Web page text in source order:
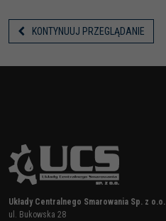
KONTYNUUJ PRZEGLĄDANIE
Układy Centralnego Smarowania Sp. z o.o.
ul. Bukowska 28